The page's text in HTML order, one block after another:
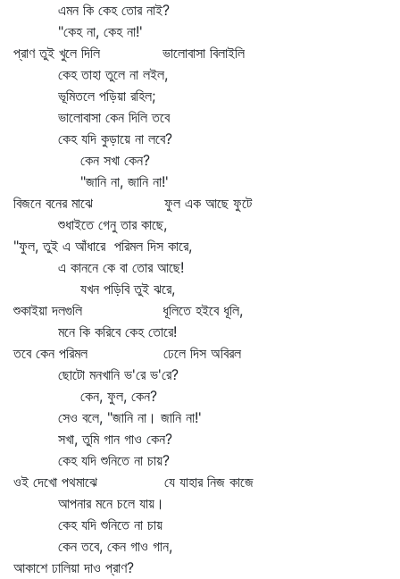
এমন কি কেহ তোর নাই?
"কেহ না, কেহ না!'
প্রাণ তুই খুলে দিলি ভালোবাসা বিলাইলি
কেহ তাহা তুলে না লইল,
ভূমিতলে পড়িয়া রহিল;
ভালোবাসা কেন দিলি তবে
কেহ যদি কুড়ায়ে না লবে?
কেন সখা কেন?
"জানি না, জানি না!'
বিজনে বনের মাঝে ফুল এক আছে ফুটে
শুধাইতে গেনু তার কাছে,
"ফুল, তুই এ আঁধারে পরিমল দিস কারে,
এ কাননে কে বা তোর আছে!
যখন পড়িবি তুই ঝরে,
শুকাইয়া দলগুলি ধূলিতে হইবে ধূলি,
মনে কি করিবে কেহ তোরে!
তবে কেন পরিমল ঢেলে দিস অবিরল
ছোটো মনখানি ভ'রে ভ'রে?
কেন, ফুল, কেন?
সেও বলে, "জানি না। জানি না!'
সখা, তুমি গান গাও কেন?
কেহ যদি শুনিতে না চায়?
ওই দেখো পথমাঝে যে যাহার নিজ কাজে
আপনার মনে চলে যায়।
কেহ যদি শুনিতে না চায়
কেন তবে, কেন গাও গান,
আকাশে ঢালিয়া দাও প্রাণ?